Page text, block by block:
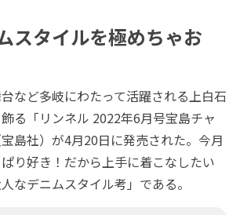
スタイルを極めちゃお
など多岐にわたって活躍される上白石
る「リンネル 2022年6月号宝島チャ
島社）が4月20日に発売された。今月
り好き！だから上手に着こなしたい
なデニムスタイル考」である。